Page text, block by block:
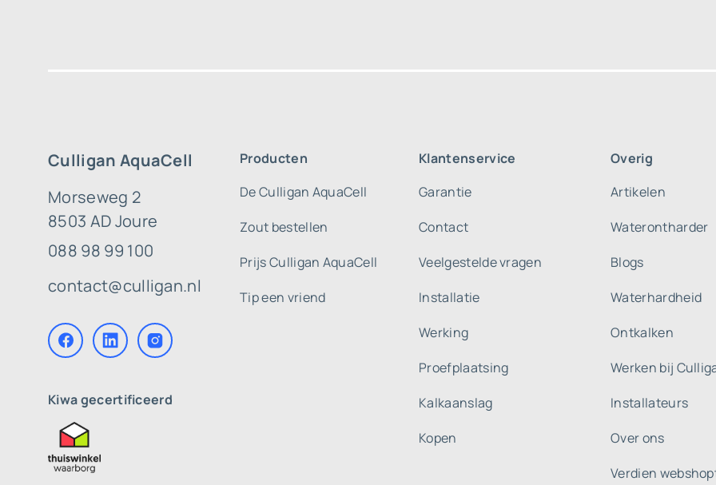
Culligan AquaCell
Morseweg 2
8503 AD Joure
088 98 99 100
contact@culligan.nl
Kiwa gecertificeerd
Producten
De Culligan AquaCell
Zout bestellen
Prijs Culligan AquaCell
Tip een vriend
Klantenservice
Garantie
Contact
Veelgestelde vragen
Installatie
Werking
Proefplaatsing
Kalkaanslag
Kopen
Overig
Artikelen
Waterontharder
Blogs
Waterhardheid
Ontkalken
Werken bij
Installateurs
Over ons
Verdien